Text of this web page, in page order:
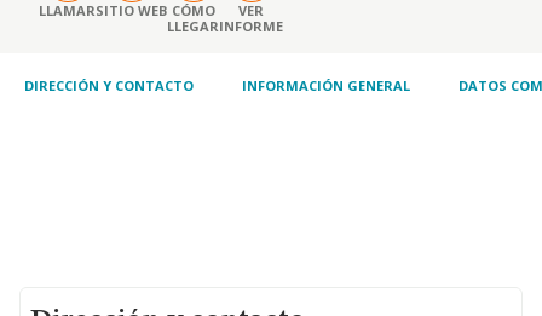
LLAMARSITIO WEB CÓMO
LLEGAR
VER
INFORME
DIRECCIÓN Y CONTACTO INFORMACIÓN GENERAL DATOS